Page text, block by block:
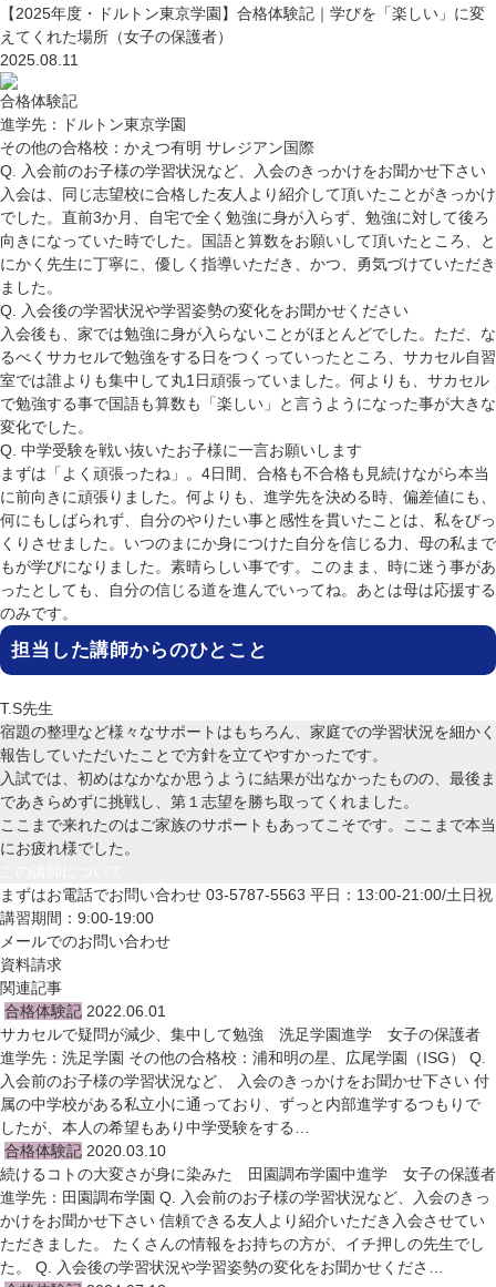
【2025年度・ドルトン東京学園】合格体験記｜学びを「楽しい」に変
えてくれた場所（女子の保護者）
2025.08.11
合格体験記
進学先 ：ドルトン東京学園
その他の合格校 ：かえつ有明 サレジアン国際
Q. 入会前のお子様の学習状況など、入会のきっかけをお聞かせ下さい
入会は、同じ志望校に合格した友人より紹介して頂いたことがきっかけ
でした。直前3か月、自宅で全く勉強に身が入らず、勉強に対して後ろ
向きになっていた時でした。国語と算数をお願いして頂いたところ、と
にかく先生に丁寧に、優しく指導いただき、かつ、勇気づけていただき
ました。
Q. 入会後の学習状況や学習姿勢の変化をお聞かせください
入会後も、家では勉強に身が入らないことがほとんどでした。ただ、な
るべくサカセルで勉強をする日をつくっていったところ、サカセル自習
室では誰よりも集中して丸1日頑張っていました。何よりも、サカセル
で勉強する事で国語も算数も「楽しい」と言うようになった事が大きな
変化でした。
Q. 中学受験を戦い抜いたお子様に一言お願いします
まずは「よく頑張ったね」。4日間、合格も不合格も見続けながら本当
に前向きに頑張りました。何よりも、進学先を決める時、偏差値にも、
何にもしばられず、自分のやりたい事と感性を貫いたことは、私をびっ
くりさせました。いつのまにか身につけた自分を信じる力、母の私まで
もが学びになりました。素晴らしい事です。このまま、時に迷う事があ
ったとしても、自分の信じる道を進んでいってね。あとは母は応援する
のみです。
担当した講師からのひとこと
宿題の整理など様々なサポートはもちろん、家庭での学習状況を細かく
報告していただいたことで方針を立てやすかったです。
入試では、初めはなかなか思うように結果が出なかったものの、最後ま
であきらめずに挑戦し、第１志望を勝ち取ってくれました。
ここまで来れたのはご家族のサポートもあってこそです。ここまで本当
にお疲れ様でした。
まずはお電話でお問い合わせ 03-5787-5563 平日：13:00-21:00/土日祝
講習期間：9:00-19:00
メールでのお問い合わせ
資料請求
関連記事
合格体験記 2022.06.01
サカセルで疑問が減少、集中して勉強 洗足学園進学 女子の保護者
進学先：洗足学園 その他の合格校：浦和明の星、広尾学園（ISG） Q.
入会前のお子様の学習状況など、 入会のきっかけをお聞かせ下さい 付
属の中学校がある私立小に通っており、ずっと内部進学するつもりで
したが、本人の希望もあり中学受験をする…
合格体験記 2020.03.10
続けるコトの大変さが身に染みた 田園調布学園中進学 女子の保護者
進学先：田園調布学園 Q. 入会前のお子様の学習状況など、入会のきっ
かけをお聞かせ下さい 信頼できる友人より紹介いただき入会させてい
ただきました。 たくさんの情報をお持ちの方が、イチ押しの先生でし
た。 Q. 入会後の学習状況や学習姿勢の変化をお聞かせくださ…